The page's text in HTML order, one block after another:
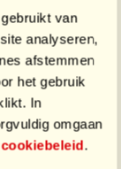
van
analyseren,
afstemmen
het gebruik
In
omgaan
cookiebeleid.
pieten?
gerust